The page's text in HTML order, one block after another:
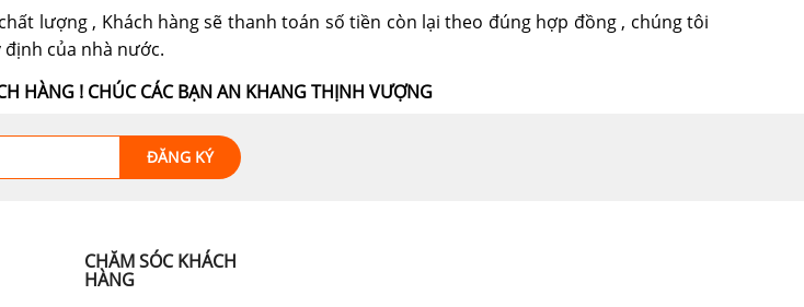
lượng , Khách hàng sẽ thanh toán số tiền còn lại theo đúng hợp đồng , chúng tôi
của nhà nước.
HÀNG ! CHÚC CÁC BẠN AN KHANG THỊNH VƯỢNG
CHĂM SÓC KHÁCH
HÀNG